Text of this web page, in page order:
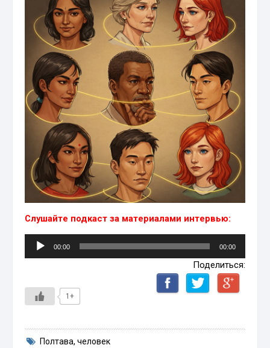
Слушайте подкаст за материалами интервью:
Аудиоплеер
00:00 00:00
Поделиться:
1+
Полтава, человек